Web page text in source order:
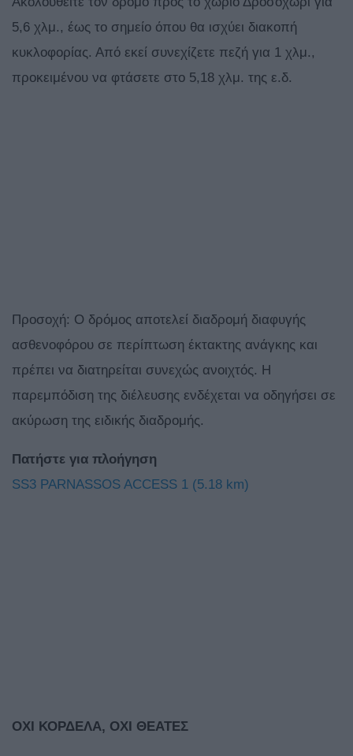
5,6 χλμ., έως το σημείο όπου θα ισχύει διακοπή
κυκλοφορίας. Από εκεί συνεχίζετε πεζή για 1 χλμ.,
προκειμένου να φτάσετε στο 5,18 χλμ. της ε.δ.
Προσοχή: Ο δρόμος αποτελεί διαδρομή διαφυγής
ασθενοφόρου σε περίπτωση έκτακτης ανάγκης και
πρέπει να διατηρείται συνεχώς ανοιχτός. Η
παρεμπόδιση της διέλευσης ενδέχεται να οδηγήσει σε
ακύρωση της ειδικής διαδρομής.
Πατήστε για πλοήγηση
SS3 PARNASSOS ACCESS 1 (5.18 km)
ΟΧΙ ΚΟΡΔΕΛΑ, ΟΧΙ ΘΕΑΤΕΣ